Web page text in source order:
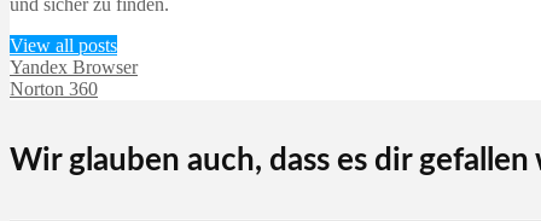
und sicher zu finden.
View all posts
Yandex Browser
Norton 360
Wir glauben auch, dass es dir gefallen